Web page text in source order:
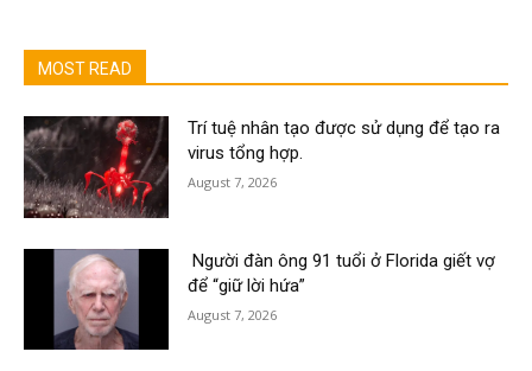
MOST READ
Trí tuệ nhân tạo được sử dụng để tạo ra
virus tổng hợp.
August 7, 2026
Người đàn ông 91 tuổi ở Florida giết vợ
để “giữ lời hứa”
August 7, 2026